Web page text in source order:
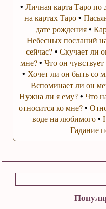
• Личная карта Таро по
на картах Таро•
дате рождения•
Небесных посланий
сейчас?•Скучает ли
мне?• Что он
• Хочет ли он быть со
Вспоминает ли он
Нужна ли я ему?• Что
относится ко мне?•
воде на любимого•
Гадание